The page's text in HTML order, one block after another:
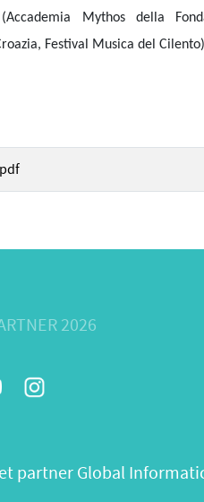
Mythos della
Festival Musica del
2026
partner Global